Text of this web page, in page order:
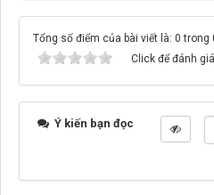
Tổng số điểm của bài viết là: 0 trong
Click để đánh
Ý kiến bạn đọc